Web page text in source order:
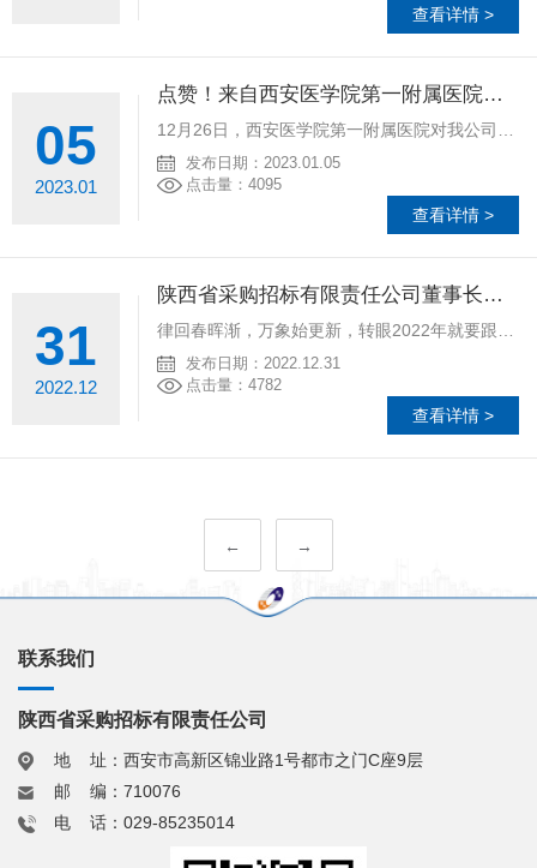
查看详情 >
05
2023.01
点赞！来自西安医学院第一附属医院的表扬信
发布日期：2023.01.05
点击量：4095
查看详情 >
31
2022.12
陕西省采购招标有限责任公司董事长崔建武同志发表2023新年贺词
发布日期：2022.12.31
点击量：4782
查看详情 >
← →
联系我们
陕西省采购招标有限责任公司
地 址：西安市高新区锦业路1号都市之门C座9层
邮 编：710076
电 话：029-85235014